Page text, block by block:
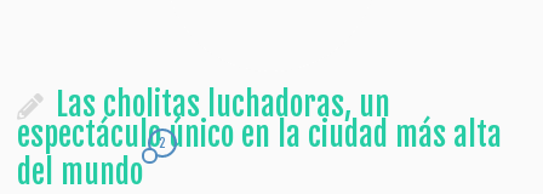
Las cholitas luchadoras, un
espectáculo único en la ciudad más alta
del mundo
2